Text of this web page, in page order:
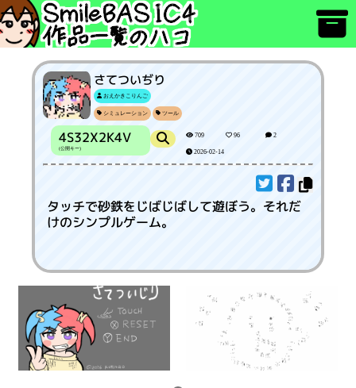
さてついぢり
おえかきこりんご
シミュレーション ツール
4S32X2K4V
(公開キー)
709 96 2
2026-02-14
タッチで砂鉄をじばじばして遊ぼう。それだ
けのシンプルゲーム。